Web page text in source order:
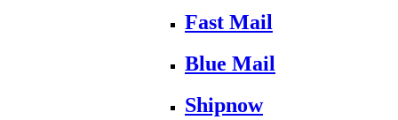
Fast Mail
Blue Mail
Shipnow